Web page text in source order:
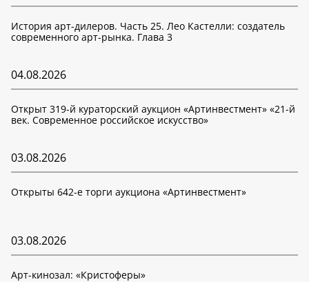
История арт-дилеров. Часть 25. Лео Кастелли: создатель
современного арт-рынка. Глава 3
04.08.2026
Открыт 319-й кураторский аукцион «Артинвестмент» «21-й
век. Современное российское искусство»
03.08.2026
Открыты 642-е торги аукциона «Артинвестмент»
03.08.2026
Арт-кинозал: «Кристоферы»